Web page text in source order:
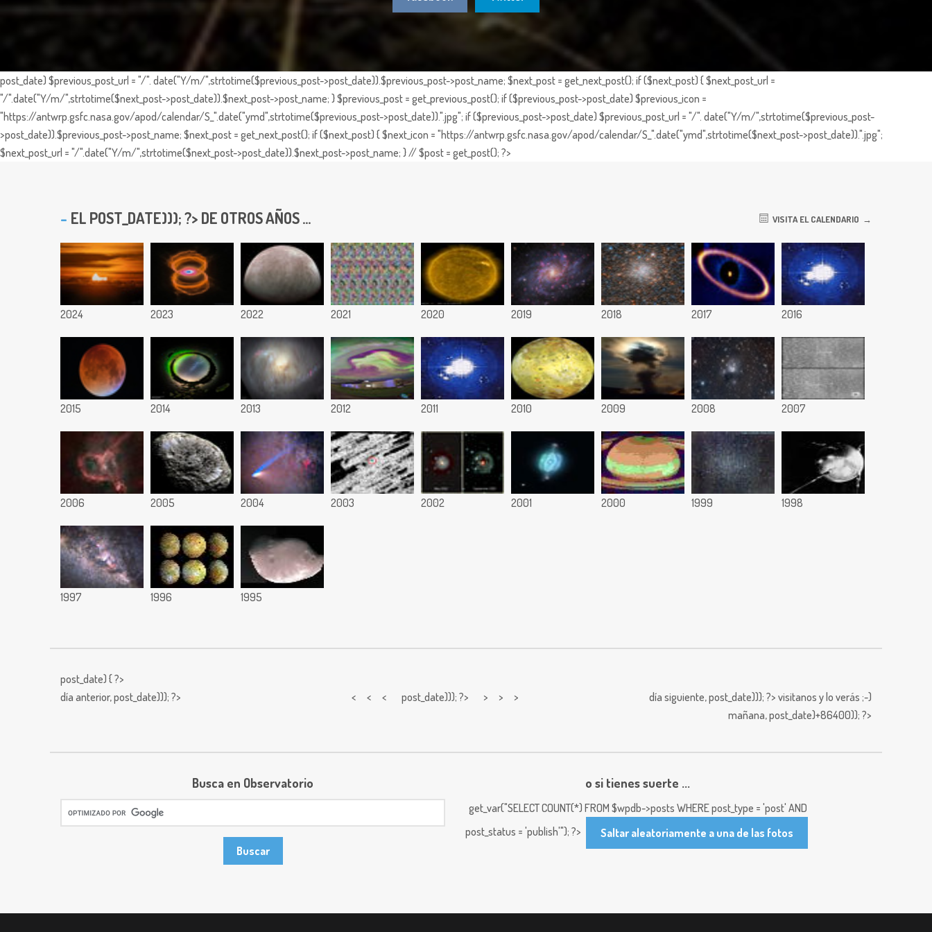
post_date) $previous_post_url = "/". date("Y/m/",strtotime($previous_post->post_date)).$previous_post->post_name; $next_post = get_next_post(); if ($next_post) { $next_post_url =
"/".date("Y/m/",strtotime($next_post->post_date)).$next_post->post_name; } $previous_post = get_previous_post(); if ($previous_post->post_date) $previous_icon =
"https://antwrp.gsfc.nasa.gov/apod/calendar/S_".date("ymd",strtotime($previous_post->post_date)).".jpg"; if ($previous_post->post_date) $previous_post_url = "/". date("Y/m/",strtotime($previous_post-
>post_date)).$previous_post->post_name; $next_post = get_next_post(); if ($next_post) { $next_icon = "https://antwrp.gsfc.nasa.gov/apod/calendar/S_".date("ymd",strtotime($next_post->post_date)).".jpg";
$next_post_url = "/".date("Y/m/",strtotime($next_post->post_date)).$next_post->post_name; } // $post = get_post(); ?>
EL POST_DATE))); ?> DE OTROS AÑOS ... VISITA EL CALENDARIO
2024 2023 2022 2021 2020 2019 2018 2017 2016
2015 2014 2013 2012 2011 2010 2009 2008 2007
2006 2005 2004 2003 2002 2001 2000 1999 1998
1997 1996 1995
post_date) { ?>
día anterior,post_date))); ?> < < < post_date))); ?> > > > día siguiente,post_date))); ?> visitanos y lo verás ;-)
mañana,post_date)+86400)); ?>
Busca en Observatorio o si tienes suerte ...
get_var("SELECT COUNT(*) FROM $wpdb->posts WHERE post_type = 'post' AND
post_status = 'publish'"); ?>
Saltar aleatoriamente a una de las fotos